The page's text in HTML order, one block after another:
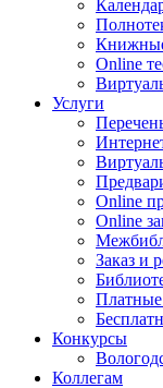
Online
Услуги
Online
Online
Заказ и
Платные
Конкурсы
Коллегам